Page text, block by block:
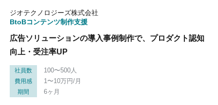
ジオテクノロジーズ株式会社
BtoBコンテンツ制作支援
広告ソリューションの導入事例制作で、プロダクト認知
向上・受注率UP
社員数 100〜500人
費用感 1〜10万円/月
期間 6ヶ月